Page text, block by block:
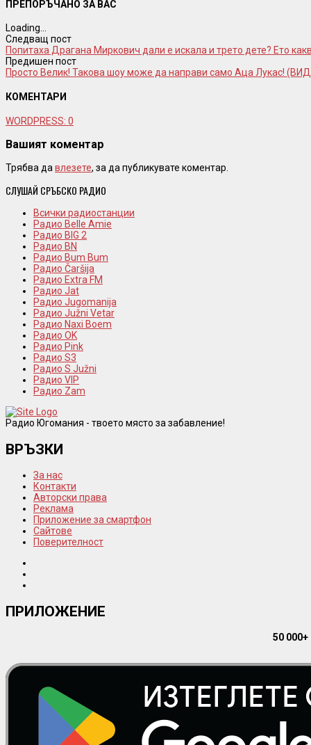
ПРЕПОРЪЧАНО ЗА ВАС
Loading...
Следващ пост
Попитахa Драгана Миркович дали е искала и трето дете? Ето
Предишен пост
Просто Велик! Такова шоу може да направи само Аца Лукас!
КОМЕНТАРИ
WORDPRESS: 0
Вашият коментар
Трябва давлезете, за да публикувате коментар.
СЛУШАЙ СРЪБСКО РАДИО
Всички радиостанции
Радио Belle Amie
Радио BIG 2
Радио BN
Радио Bum Bum
Радио Čaršija
Радио Extra FM
Радио Jat
Радио Jugomanija
Радио Južni Vetar
Радио Naxi Boem
Радио OK
Радио Pink
Радио S3
Радио S Južni
Радио VIP
Радио Zam
Радио Югомания - твоето място за забавление!
ВРЪЗКИ
За нас
Контакти
Авторски права
Реклама
Приложение за смартфон
Сайтове
Поверителност
ПРИЛОЖЕНИЕ
50